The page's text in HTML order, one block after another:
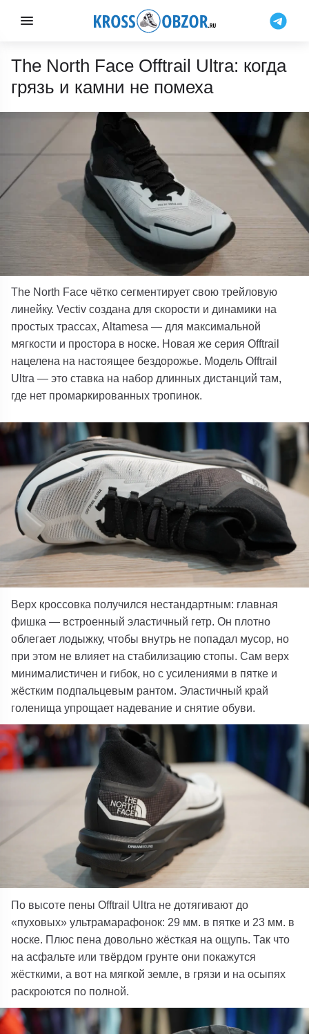
The North Face Offtrail Ultra: когда
грязь и камни не помеха
The North Face чётко сегментирует свою трейловую
линейку. Vectiv создана для скорости и динамики на
простых трассах, Altamesa — для максимальной
мягкости и простора в носке. Новая же серия Offtrail
нацелена на настоящее бездорожье. Модель Offtrail
Ultra — это ставка на набор длинных дистанций там,
где нет промаркированных тропинок.
Верх кроссовка получился нестандартным: главная
фишка — встроенный эластичный гетр. Он плотно
облегает лодыжку, чтобы внутрь не попадал мусор, но
при этом не влияет на стабилизацию стопы. Сам верх
минималистичен и гибок, но с усилениями в пятке и
жёстким подпальцевым рантом. Эластичный край
голенища упрощает надевание и снятие обуви.
По высоте пены Offtrail Ultra не дотягивают до
«пуховых» ультрамарафонок: 29 мм. в пятке и 23 мм. в
носке. Плюс пена довольно жёсткая на ощупь. Так что
на асфальте или твёрдом грунте они покажутся
жёсткими, а вот на мягкой земле, в грязи и на осыпях
раскроются по полной.